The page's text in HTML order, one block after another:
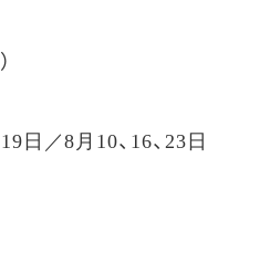
日／8月10、16、23日